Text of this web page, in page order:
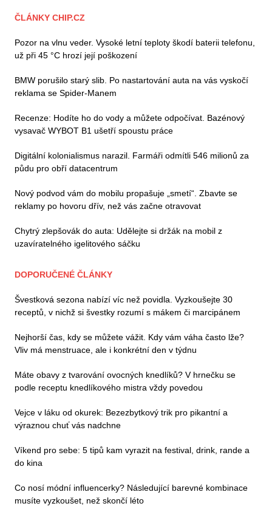
ČLÁNKY CHIP.CZ
Pozor na vlnu veder. Vysoké letní teploty škodí baterii telefonu,
už při 45 °C hrozí její poškození
BMW porušilo starý slib. Po nastartování auta na vás vyskočí
reklama se Spider-Manem
Recenze: Hodíte ho do vody a můžete odpočívat. Bazénový
vysavač WYBOT B1 ušetří spoustu práce
Digitální kolonialismus narazil. Farmáři odmítli 546 milionů za
půdu pro obří datacentrum
Nový podvod vám do mobilu propašuje „smetí“. Zbavte se
reklamy po hovoru dřív, než vás začne otravovat
Chytrý zlepšovák do auta: Udělejte si držák na mobil z
uzavíratelného igelitového sáčku
DOPORUČENÉ ČLÁNKY
Švestková sezona nabízí víc než povidla. Vyzkoušejte 30
receptů, v nichž si švestky rozumí s mákem či marcipánem
Nejhorší čas, kdy se můžete vážit. Kdy vám váha často lže?
Vliv má menstruace, ale i konkrétní den v týdnu
Máte obavy z tvarování ovocných knedlíků? V hrnečku se
podle receptu knedlíkového mistra vždy povedou
Vejce v láku od okurek: Bezezbytkový trik pro pikantní a
výraznou chuť vás nadchne
Víkend pro sebe: 5 tipů kam vyrazit na festival, drink, rande a
do kina
Co nosí módní influencerky? Následující barevné kombinace
musíte vyzkoušet, než skončí léto